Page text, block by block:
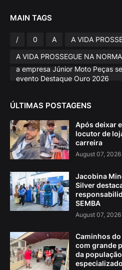
MAIN TAGS
/ 0 A
A VIDA
A VIDA PROSSEGUE NA
a empresa Júnior Moto Peças
evento Destaque Ouro 2026
ÚLTIMAS POSTAGENS
Após deixar
locutor de
carreira
August 07, 2026
Jacobina
Silver
SEMBA
August 07, 2026
Caminhos
com grande
da